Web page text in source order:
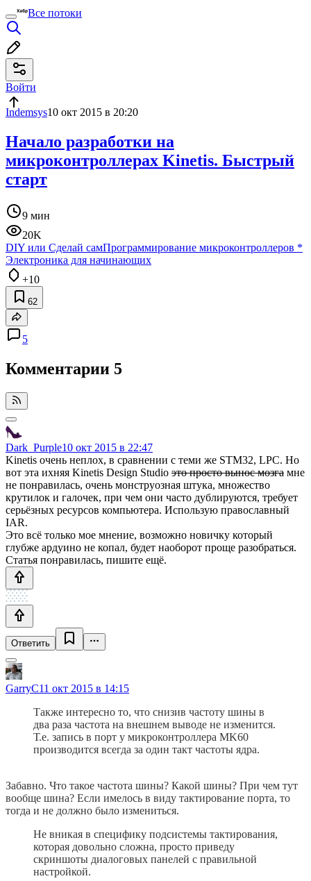
Все потоки
Войти
Indemsys10 окт 2015 в 20:20
Начало разработки на
микроконтроллерах Kinetis. Быстрый
старт
9 мин
20K
DIY или Сделай самПрограммирование микроконтроллеров *
Электроника для начинающих
+10
62
5
Комментарии 5
Dark_Purple10 окт 2015 в 22:47
Kinetis очень неплох, в сравнении с теми же STM32, LPC. Но
вот эта ихняя Kinetis Design Studio это просто вынос мозга мне
не понравилась, очень монструозная штука, множество
крутилок и галочек, при чем они часто дублируются, требует
серьёзных ресурсов компьютера. Использую православный
IAR.
Это всё только мое мнение, возможно новичку который
глубже ардуино не копал, будет наоборот проще разобраться.
Статья понравилась, пишите ещё.
Ответить
GarryC11 окт 2015 в 14:15
Также интересно то, что снизив частоту шины в
два раза частота на внешнем выводе не изменится.
Т.е. запись в порт у микроконтроллера MK60
производится всегда за один такт частоты ядра.
Забавно. Что такое частота шины? Какой шины? При чем тут
вообще шина? Если имелось в виду тактирование порта, то
тогда и не должно было измениться.
Не вникая в специфику подсистемы тактирования,
которая довольно сложна, просто приведу
скриншоты диалоговых панелей с правильной
настройкой.